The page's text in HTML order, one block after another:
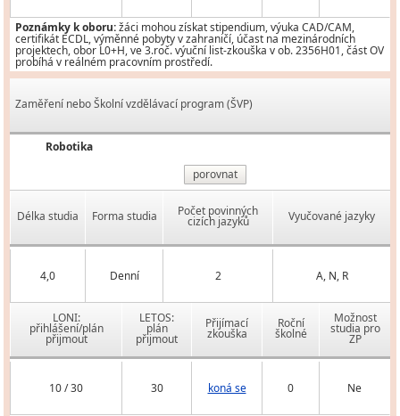
Poznámky k oboru:žáci mohou získat stipendium, výuka CAD/CAM,
certifikát ECDL, výměnné pobyty v zahraničí, účast na mezinárodních
projektech, obor L0+H, ve 3.roč. výuční list-zkouška v ob. 2356H01, část OV
probíhá v reálném pracovním prostředí.
Zaměření nebo Školní vzdělávací program (ŠVP)
Robotika
porovnat
Délka studia Forma studia Počet povinných
cizích jazyků Vyučované jazyky
4,0 Denní 2 A, N, R
LONI:
přihlášení/plán
přijmout
LETOS:
plán
přijmout
Přijímací
zkouška
Roční
školné
Možnost
studia pro
ZP
10 / 30 30 koná se 0 Ne